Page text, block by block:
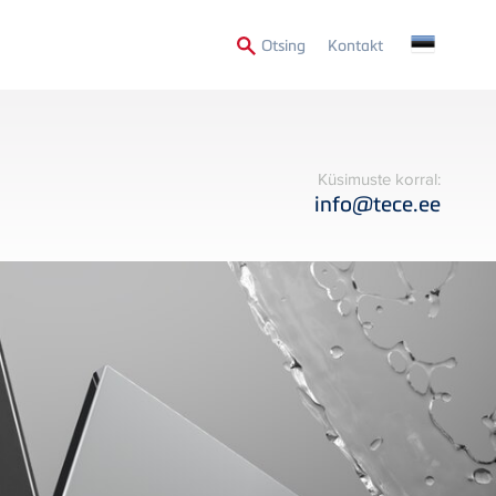
Otsing Secondary
Kontakt
Küsimuste korral:
info@tece.ee